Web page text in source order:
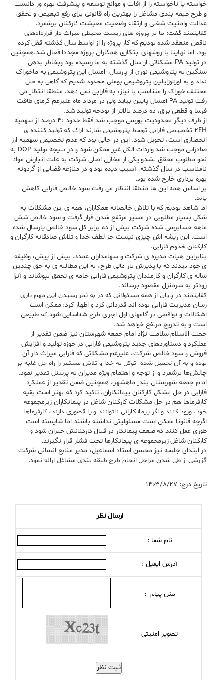
خواسته یا ناخواسته را از آفات و موانع توسعه و پیشرفت بهره ور دانست
و طرح طبقه بندی مشاغل را بهترین راه قانونی برای رفع تبعیض و تحقق
عدالت وامنیت شغلی و ارتقاء وضعیت معیشت کارکنان برشمرد.
کفایتمند گفت: ما در پروژه های زیست محیطی میراث دار قراردادهای
ناقص منعقد شده بودیم که کار پروژه را از اواسط سال گذشته قفل کرده
بود. اما نهایتا با روشهای ابتکاری همکاران پروژه مجددا فعال شد.همچنین
در تولید PA مشکلاتی از سال گذشته به ما رسیده بود وبخاطر بدهی
سنگین به پتروشیمی نوری از پارسال، امسال این پتروشیمی به ماخوراک
نداد و به اورتوزایلین پتروشیمی بوعلی محدود شدیم که گاهی به علل
مختلف خوراک را متناسب با نیاز، به فارابی نمی دهد. منطقا انتظار می
رفت تولید PA امسال پایین بیاید ولی در مرداد ماه علیرغم گرمای طاقت
فرسا و قطعی برق، ده درصد بالاتر از بودجه تولید شد.
از طرف دیگر محدودیت بورسی موجب شد فقط حدود ۴۰ درصد از سهمیه
2EH تخصیصی فارابی توسط پتروشیمی شازند اراک که تولید کننده ی
انحصاری است، تحویل شود. این در حالی بود که عدم تخصیص سهمیه ارز
صادراتی موجب شد واردات الکل غیر ممکن شود و در نتیجه تولید DOP به
نحو مطلوب محقق نشدو یکی از مخازن اصلی شرکت به علت انبارش مواد
نامناسب در سال گذشته، آسیب دیده بود و در منازعه قضایی از گردونه
بهره برداری خارج شده بود.
بر اساس همه این ها منطقا انتظار می رفت سود خالص فارابی کاهش
یابد.
اما شاهد بودیم که با تلاش خالصانه همکاران، همه ی این مشکلات به
شکل بسیار مطلوبی در مسیر مرتفع شدن قرار گرفت و سود خالص شش
ماهه حسابرسی شده شرکت بیش از ده برابر کل سود خالص پارسال شده
است. این ریشه اش چیزی نیست جز لطف خدا و تلاش صادقانه کارگران و
کارکنان خدوم فارابی.
بنابراین هیات مدیره ی شرکت و سهامداران عمده، بیش از پیش، وظیفه
ی خود دیدند که با پذیرش بار مالی طرح، به این مطالبه ی به حق چندین
ساله ی کارگران و کارمندان پتروشیمی فارابی جامه ی تحقق بپوشاند و آنرا
زودتر به سرمنزل مقصود برساند.
کفایتمند در پایان از همه مسئولانی که در به ثمر رسیدن این مهم یاری
رسان مدیریت فارابی بوده اند قدردانی کرد و اظهار کرد: ممکن است
اشکالات و نواقصی در گامهای اول اجرای طرح شناسایی شود که طبیعی
است و به تدریج مرتفع خواهد شد.
حجت الاسلام سلامت نژاد امام جمعه شهرستان نیز ضمن تقدیر از
عملکرد و دستاوردهای جدید پتروشیمی فارابی در حوزه تولید و افزایش
فروش و سود خالص شرکت، علیرغم مشکلاتی که فارابی میراث دار آن
بوده و به آن تحمیل شده، توکل به خدا و تلاش مستمر را راه حل غلبه بر
چالش‌ها برشمرد و از توجه و اهتمام ویژه مدیران به پرسنل تقدیر نمود.
امام جمعه شهرستان بندر ماهشهر، همچنین ضمن تقدیر از عملکرد
فارابی در حل مشکل کارکنان پیمانکاران، تاکید کرد که بهتر است بقیه
کارفرماها هم در حل مشکلات کارکنان شاغل در پیمانکاران زیرمجموعه
خود، ورود کنند و اگر پیمانکارانی ناتوانند و یا قصوری دارند، کارفرماها
اگرچه قانونا ممکن است مسئولیتی نداشته باشند اما شایسته است
طوری عمل کنند که ضعف پیمانکار در قبال کارکنانش جبران شود و
کارکنان شاغل زیرمجموعه ی پیمانکارها تحت فشار قرار نگیرند.
در ابتدای جلسه نیز محسن استاد اسماعیل، مدیر منابع انسانی شرکت
گزارشی از طی شدن مراحل انجام طرح طبقه بندی مشاغل ارائه نمود.
تاریخ درج: 1403/8/27
ارسال نظر
نام شما :
آدرس ایمیل :
متن پیام :
تصویر امنیتی
ثبت نظر